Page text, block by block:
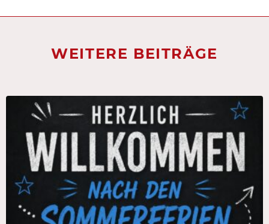
WEITERE BEITRÄGE